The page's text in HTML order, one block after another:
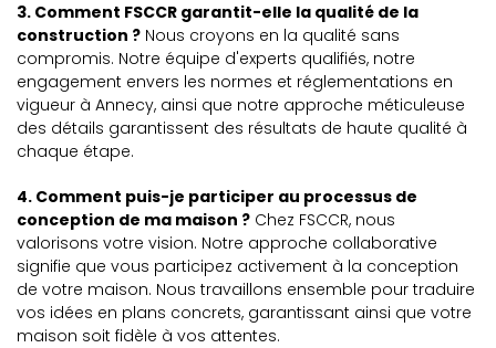
3. Comment FSCCR garantit-elle la qualité de la
construction ? Nous croyons en la qualité sans
compromis. Notre équipe d'experts qualifiés, notre
engagement envers les normes et réglementations en
vigueur à Annecy, ainsi que notre approche méticuleuse
des détails garantissent des résultats de haute qualité à
chaque étape.
4. Comment puis-je participer au processus de
conception de ma maison ? Chez FSCCR, nous
valorisons votre vision. Notre approche collaborative
signifie que vous participez activement à la conception
de votre maison. Nous travaillons ensemble pour traduire
vos idées en plans concrets, garantissant ainsi que votre
maison soit fidèle à vos attentes.